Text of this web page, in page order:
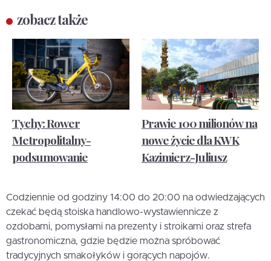
zobacz także
Tychy: Rower
Metropolitalny-
podsumowanie
Prawie 100 milionów na
nowe życie dla KWK
Kazimierz-Juliusz
Codziennie od godziny 14:00 do 20:00 na odwiedzających
czekać będą stoiska handlowo-wystawiennicze z
ozdobami, pomysłami na prezenty i stroikami oraz strefa
gastronomiczna, gdzie będzie można spróbować
tradycyjnych smakołyków i gorących napojów.